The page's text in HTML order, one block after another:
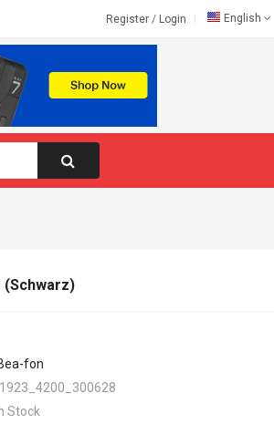
Register / Login English
(Schwarz)
fon
1923_4200_300628
Stock